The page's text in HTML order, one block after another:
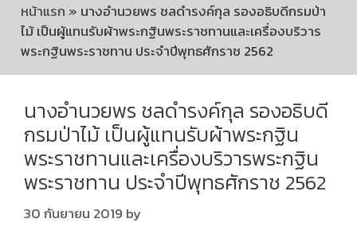
หน้าแรก » นางอำนวยพร ชลดำรงค์กุล รองอธิบดีกรมป่า
ไม้ เป็นผู้แทนรับผ้าพระกฐินพระราชทานและเครื่องบริวาร
พระกฐินพระราชทาน ประจำปีพุทธศักราช 2562
นางอำนวยพร ชลดำรงค์กุล รองอธิบดี
กรมป่าไม้ เป็นผู้แทนรับผ้าพระกฐิน
พระราชทานและเครื่องบริวารพระกฐิน
พระราชทาน ประจำปีพุทธศักราช 2562
30 กันยายน 2019 by